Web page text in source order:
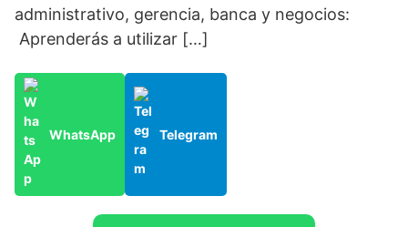
administrativo, gerencia, banca y negocios:
Aprenderás a utilizar […]
WhatsApp Telegram